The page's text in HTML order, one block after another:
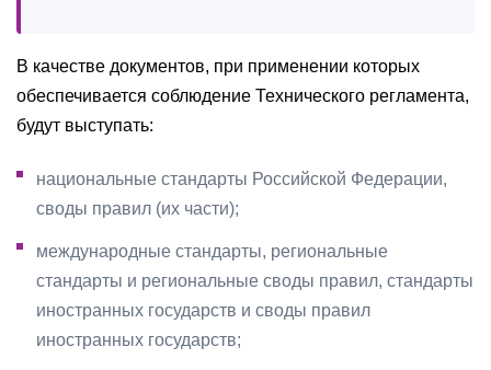
В качестве документов, при применении которых
обеспечивается соблюдение Технического регламента,
будут выступать:
национальные стандарты Российской Федерации,
своды правил (их части);
международные стандарты, региональные
стандарты и региональные своды правил, стандарты
иностранных государств и своды правил
иностранных государств;